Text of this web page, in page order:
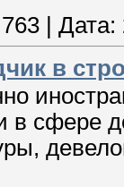
763 Дата:
в
в сфере